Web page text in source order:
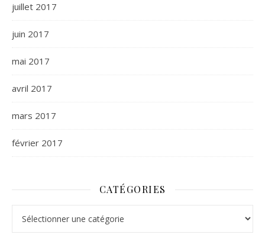
juillet 2017
juin 2017
mai 2017
avril 2017
mars 2017
février 2017
CATÉGORIES